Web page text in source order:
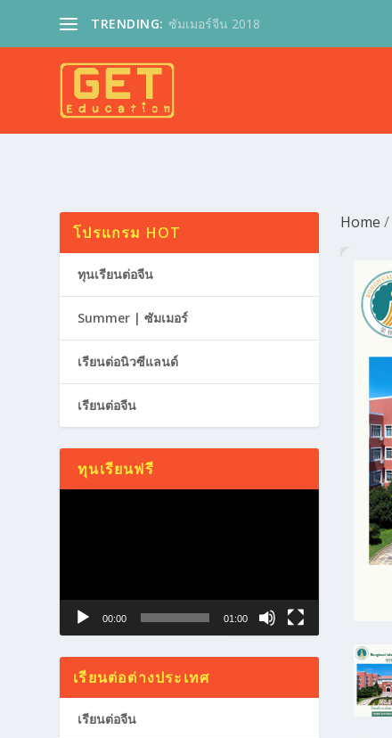
TRENDING: ซัมเมอร์จีน 2018
Home /
โปรแกรม HOT
ทุนเรียนต่อจีน
Summer | ซัมเมอร์
เรียนต่อนิวซีแลนด์
เรียนต่อจีน
ทุนเรียนฟรี
00:00 01:00
เรียนต่อต่างประเทศ
เรียนต่อจีน